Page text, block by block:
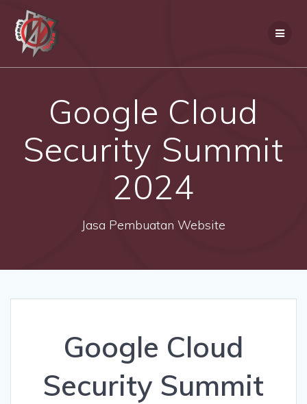
Google Cloud
Security Summit
2024
Jasa Pembuatan Website
Google Cloud
Security Summit